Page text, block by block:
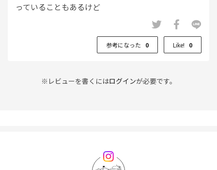
っていることもあるけど
参考になった 0 Like! 0
※レビューを書くにはログインが必要です。